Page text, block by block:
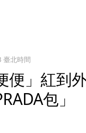
臺北時間
便」紅到
包